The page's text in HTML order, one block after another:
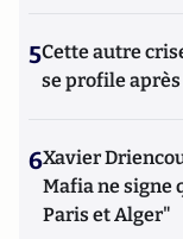
5Cette autre
se profile après
6Xavier
Mafia ne signe
Paris et Alger"